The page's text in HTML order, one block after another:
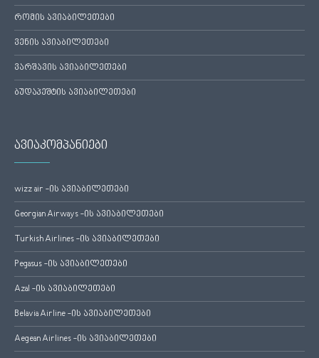
რომის ავიაბილეთები
ვენის ავიაბილეთები
ვარშავის ავიაბილეთები
ბუდაპეშტის ავიაბილეთები
ავიაკომპანიები
wizz air -ის ავიაბილეთები
Georgian Airways -ის ავიაბილეთები
Turkish Airlines -ის ავიაბილეთები
Pegasus -ის ავიაბილეთები
Azal -ის ავიაბილეთები
Belavia Airline -ის ავიაბილეთები
Aegean Airlines -ის ავიაბილეთები